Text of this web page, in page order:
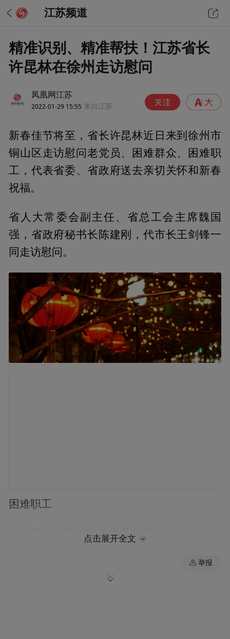
江苏频道
精准识别、精准帮扶！江苏省长
许昆林在徐州走访慰问
凤凰网江苏
2022-01-29 15:55 来自江苏
新春佳节将至，省长许昆林近日来到徐州市
铜山区走访慰问老党员、困难群众、困难职
工，代表省委、省政府送去亲切关怀和新春
祝福。
省人大常委会副主任、省总工会主席魏国
强，省政府秘书长陈建刚，代市长王剑锋一
同走访慰问。
困难职工
时值严冬，苏北大地寒风料峭。在三堡街道
林便问寒问暖，“一家几口人，年收入多少，
点击展开全文
举报